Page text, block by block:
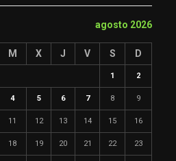
agosto 2026
M X J V S D
1 2
4 5 6 7 8 9
11 12 13 14 15 16
18 19 20 21 22 23